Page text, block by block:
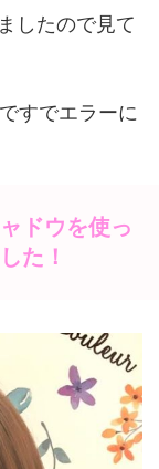
したので見て
すでエラーに
ドウを使っ
た！